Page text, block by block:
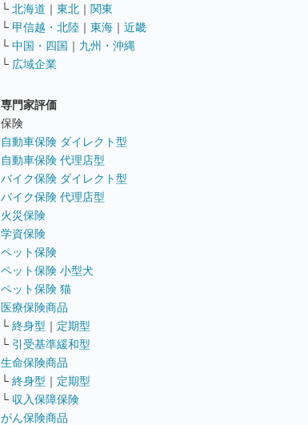
└ 北海道 ｜ 東北 ｜ 関東
└ 甲信越・北陸 ｜ 東海 ｜ 近畿
└ 中国・四国 ｜ 九州・沖縄
└ 広域企業
専門家評価
保険
自動車保険 ダイレクト型
自動車保険 代理店型
バイク保険 ダイレクト型
バイク保険 代理店型
火災保険
学資保険
ペット保険
ペット保険 小型犬
ペット保険 猫
医療保険商品
└ 終身型 ｜ 定期型
└ 引受基準緩和型
生命保険商品
└ 終身型 ｜ 定期型
└ 収入保障保険
がん保険商品